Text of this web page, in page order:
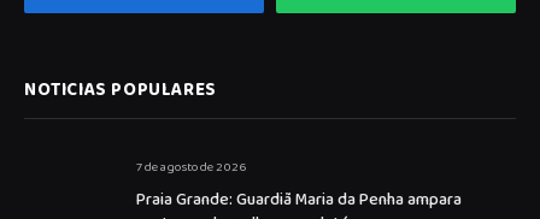
NOTICIAS POPULARES
7 de agosto de 2026
Praia Grande: Guardiã Maria da Penha ampara